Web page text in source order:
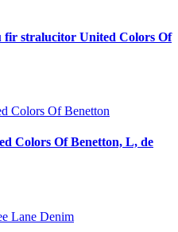
fir stralucitor United Colors Of
Colors Of Benetton, L, de